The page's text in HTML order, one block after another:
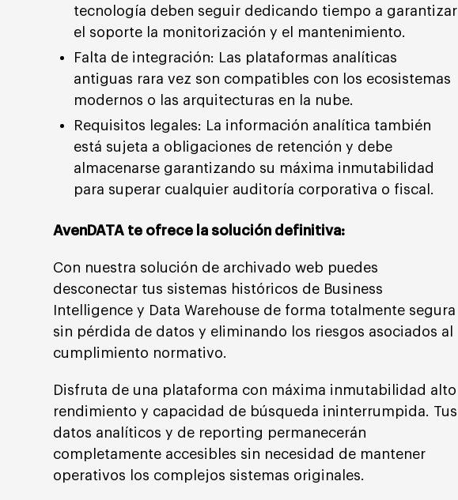
tecnología deben seguir dedicando tiempo a garantizar
el soporte la monitorización y el mantenimiento.
Falta de integración: Las plataformas analíticas
antiguas rara vez son compatibles con los ecosistemas
modernos o las arquitecturas en la nube.
Requisitos legales: La información analítica también
está sujeta a obligaciones de retención y debe
almacenarse garantizando su máxima inmutabilidad
para superar cualquier auditoría corporativa o fiscal.
AvenDATA te ofrece la solución definitiva:
Con nuestra solución de archivado web puedes
desconectar tus sistemas históricos de Business
Intelligence y Data Warehouse de forma totalmente segura
sin pérdida de datos y eliminando los riesgos asociados al
cumplimiento normativo.
Disfruta de una plataforma con máxima inmutabilidad alto
rendimiento y capacidad de búsqueda ininterrumpida. Tus
datos analíticos y de reporting permanecerán
completamente accesibles sin necesidad de mantener
operativos los complejos sistemas originales.